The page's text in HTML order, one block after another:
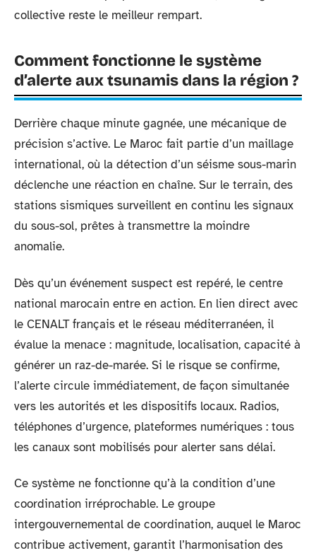
collective reste le meilleur rempart.
Comment fonctionne le système
d’alerte aux tsunamis dans la région ?
Derrière chaque minute gagnée, une mécanique de
précision s’active. Le Maroc fait partie d’un maillage
international, où la détection d’un séisme sous-marin
déclenche une réaction en chaîne. Sur le terrain, des
stations sismiques surveillent en continu les signaux
du sous-sol, prêtes à transmettre la moindre
anomalie.
Dès qu’un événement suspect est repéré, le centre
national marocain entre en action. En lien direct avec
le CENALT français et le réseau méditerranéen, il
évalue la menace : magnitude, localisation, capacité à
générer un raz-de-marée. Si le risque se confirme,
l’alerte circule immédiatement, de façon simultanée
vers les autorités et les dispositifs locaux. Radios,
téléphones d’urgence, plateformes numériques : tous
les canaux sont mobilisés pour alerter sans délai.
Ce système ne fonctionne qu’à la condition d’une
coordination irréprochable. Le groupe
intergouvernemental de coordination, auquel le Maroc
contribue activement, garantit l’harmonisation des